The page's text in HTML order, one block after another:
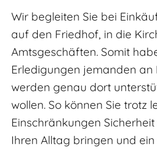
Wir begleiten Sie bei
auf den Friedhof, in die
Amtsgeschäften. Somit
Erledigungen jemanden an
werden genau dort
wollen. So können Sie trotz
Einschränkungen
Ihren Alltag bringen und